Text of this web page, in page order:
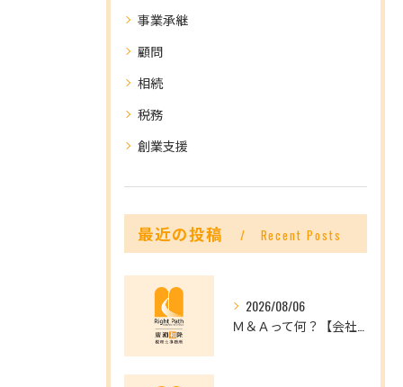
事業承継
顧問
相続
税務
創業支援
最近の投稿 Recent Posts
2026/08/06